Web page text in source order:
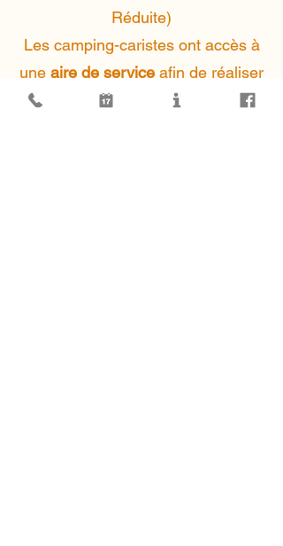
Réduite)
Les camping-caristes ont accès à
une aire de service afin de réaliser
les vidanges.